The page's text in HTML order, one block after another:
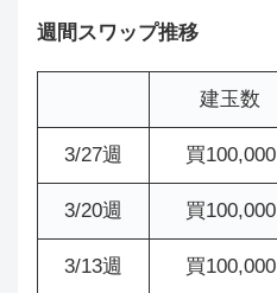
週間スワップ推移
建玉数
3/27週 買100,000
3/20週 買100,000
3/13週 買100,000